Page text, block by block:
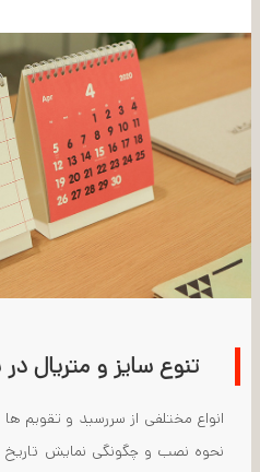
تنوع سایز و متریال
انواع مختلفی از سررسید و تقویم
نحوه نصب و چگونگی نمایش تاریخ